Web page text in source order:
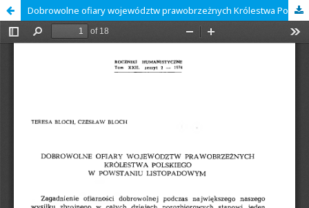
Dobrowolne ofiary województw prawobrzeżnych Królestwa Polskiego w powstaniu listopadowym